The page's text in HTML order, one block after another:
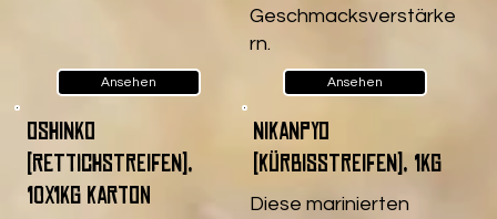
Ansehen
Geschmacksverstärke
rn.
Ansehen
Oshinko
(Rettichstreifen),
10x1kg Karton
Nikanpyo
(Kürbisstreifen), 1kg
Diese marinierten